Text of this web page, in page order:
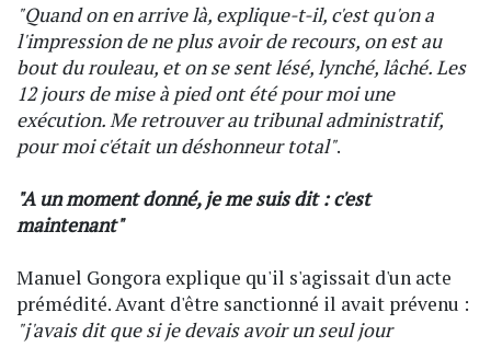
"Quand on en arrive là, explique-t-il, c'est qu'on a
l'impression de ne plus avoir de recours, on est au
bout du rouleau, et on se sent lésé, lynché, lâché. Les
12 jours de mise à pied ont été pour moi une
exécution. Me retrouver au tribunal administratif,
pour moi c'était un déshonneur total".
"A un moment donné, je me suis dit : c'est
maintenant"
Manuel Gongora explique qu'il s'agissait d'un acte
prémédité. Avant d'être sanctionné il avait prévenu :
"j'avais dit que si je devais avoir un seul jour